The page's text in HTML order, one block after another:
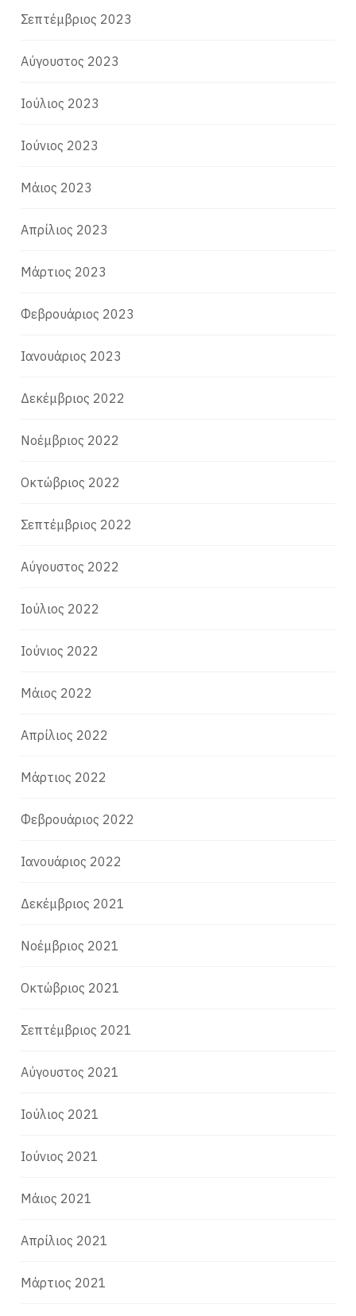
Σεπτέμβριος 2023
Αύγουστος 2023
Ιούλιος 2023
Ιούνιος 2023
Μάιος 2023
Απρίλιος 2023
Μάρτιος 2023
Φεβρουάριος 2023
Ιανουάριος 2023
Δεκέμβριος 2022
Νοέμβριος 2022
Οκτώβριος 2022
Σεπτέμβριος 2022
Αύγουστος 2022
Ιούλιος 2022
Ιούνιος 2022
Μάιος 2022
Απρίλιος 2022
Μάρτιος 2022
Φεβρουάριος 2022
Ιανουάριος 2022
Δεκέμβριος 2021
Νοέμβριος 2021
Οκτώβριος 2021
Σεπτέμβριος 2021
Αύγουστος 2021
Ιούλιος 2021
Ιούνιος 2021
Μάιος 2021
Απρίλιος 2021
Μάρτιος 2021